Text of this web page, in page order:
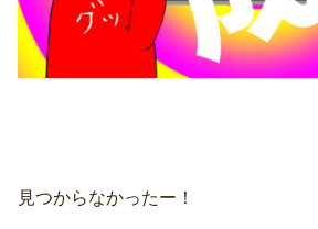
見つからなかったー！